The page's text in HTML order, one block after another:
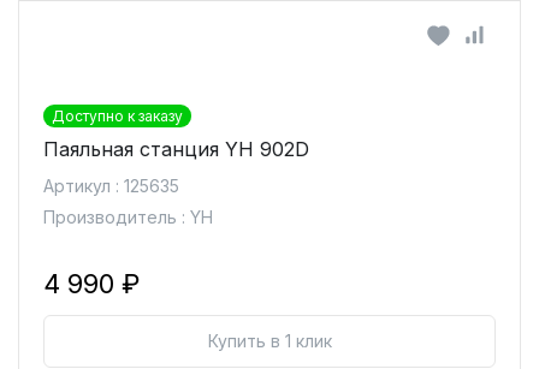
Доступно к заказу
Паяльная станция YH 902D
Артикул : 125635
Производитель : YH
4 990 ₽
Купить в 1 клик